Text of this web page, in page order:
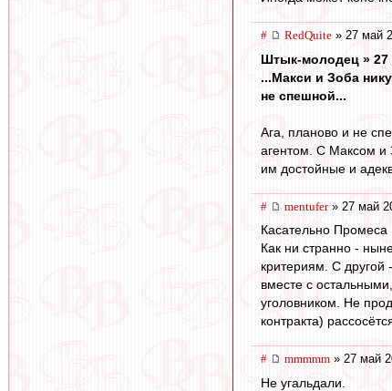
# RedQuite » 27 май
Штык-молодец » 27
...Макси и Зоба
не спешной...
Ага, планово и не
агентом. С Максом и
им достойные и
# mentufer» 27 май
Касательно Промеса
Как ни странно -
критериям. С другой
вместе с
уголовником. Не
контракта)
# mmmmm » 27 май
Не угальдали.